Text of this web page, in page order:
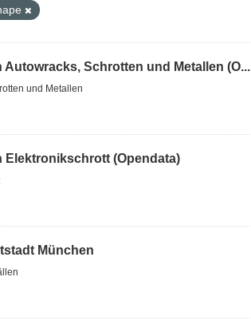
Schrotten und Metallen (O...
und Metallen
(Opendata)
München